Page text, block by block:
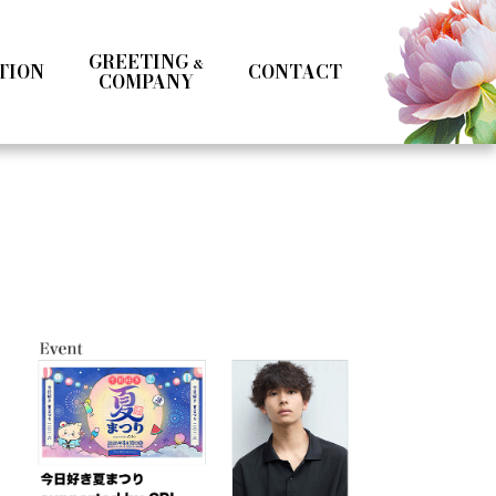
GREETING &
COMPANY CONTACT